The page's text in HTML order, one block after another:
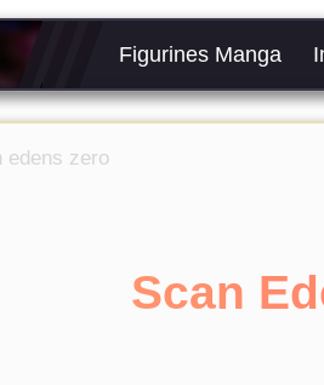
Figurines Manga
edens zero
Scan